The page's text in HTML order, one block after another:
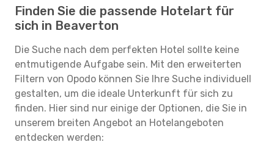
Finden Sie die passende Hotelart für
sich in Beaverton
Die Suche nach dem perfekten Hotel sollte keine
entmutigende Aufgabe sein. Mit den erweiterten
Filtern von Opodo können Sie Ihre Suche individuell
gestalten, um die ideale Unterkunft für sich zu
finden. Hier sind nur einige der Optionen, die Sie in
unserem breiten Angebot an Hotelangeboten
entdecken werden: